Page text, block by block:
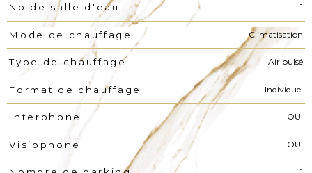
Nb de salle d'eau 1
Mode de chauffage Climatisation
Type de chauffage Air pulsé
Format de chauffage Individuel
Interphone OUI
Visiophone OUI